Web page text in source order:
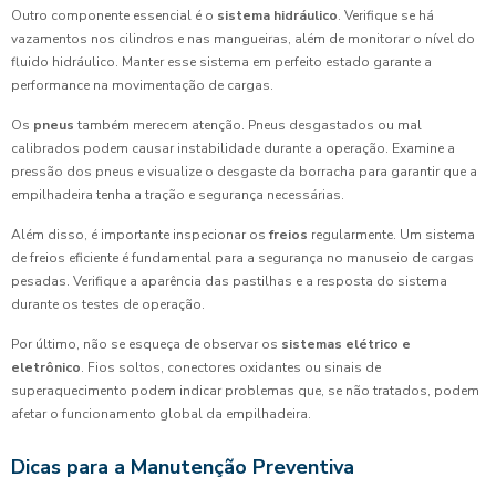
Outro componente essencial é o sistema hidráulico. Verifique se há
vazamentos nos cilindros e nas mangueiras, além de monitorar o nível do
fluido hidráulico. Manter esse sistema em perfeito estado garante a
performance na movimentação de cargas.
Os pneus também merecem atenção. Pneus desgastados ou mal
calibrados podem causar instabilidade durante a operação. Examine a
pressão dos pneus e visualize o desgaste da borracha para garantir que a
empilhadeira tenha a tração e segurança necessárias.
Além disso, é importante inspecionar os freios regularmente. Um sistema
de freios eficiente é fundamental para a segurança no manuseio de cargas
pesadas. Verifique a aparência das pastilhas e a resposta do sistema
durante os testes de operação.
Por último, não se esqueça de observar os sistemas elétrico e
eletrônico. Fios soltos, conectores oxidantes ou sinais de
superaquecimento podem indicar problemas que, se não tratados, podem
afetar o funcionamento global da empilhadeira.
Dicas para a Manutenção Preventiva